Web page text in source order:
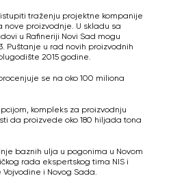
traženju projektne kompanije
proizvodnje. U skladu sa
u Rafineriji Novi Sad mogu
Puštanje u rad novih proizvodnih
2015 godine.
se na oko 100 miliona
kompleks za proizvodnju
da proizvede oko 180 hiljada tona
baznih ulja u pogonima u Novom
rada ekspertskog tima NIS i
i Novog Sada.